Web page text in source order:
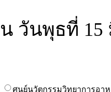
วันพุธที่ 15
ศูนย์นวัตกรรมวิทยาการอา